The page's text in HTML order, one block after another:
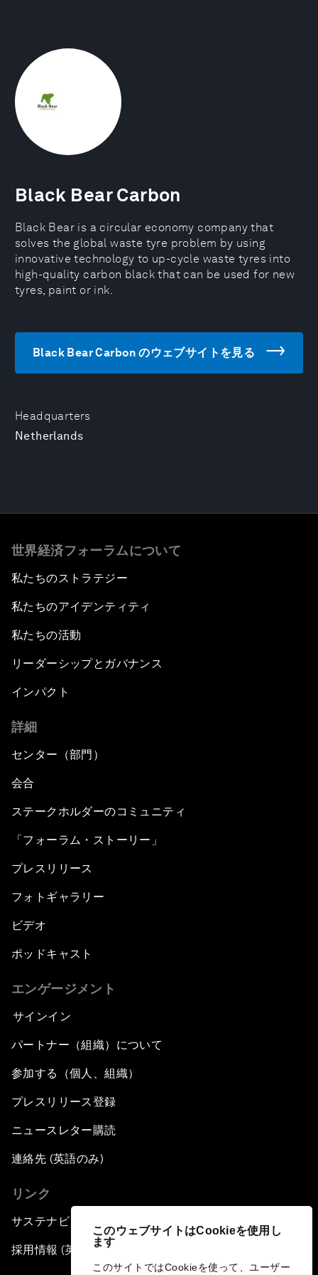
このウェブサイトはCookieを使用し
ます
このサイトではCookieを使って、ユーザー
Headquarters
Netherlands
Black Bear Carbon
Black Bear is a circular economy company that
solves the global waste tyre problem by using
innovative technology to up-cycle waste tyres into
high-quality carbon black that can be used for new
tyres, paint or ink.
Black Bear Carbon のウェブサイトを見る
世界経済フォーラムについて
私たちのストラテジー
私たちのアイデンティティ
私たちの活動
リーダーシップとガバナンス
インパクト
詳細
センター（部門）
会合
ステークホルダーのコミュニティ
「フォーラム・ストーリー」
プレスリリース
フォトギャラリー
ビデオ
ポッドキャスト
エンゲージメント
サインイン
パートナー（組織）について
参加する（個人、組織）
プレスリリース登録
ニュースレター購読
連絡先 (英語のみ)
リンク
サステナビリティへの取り組み
採用情報 (英語のみ)